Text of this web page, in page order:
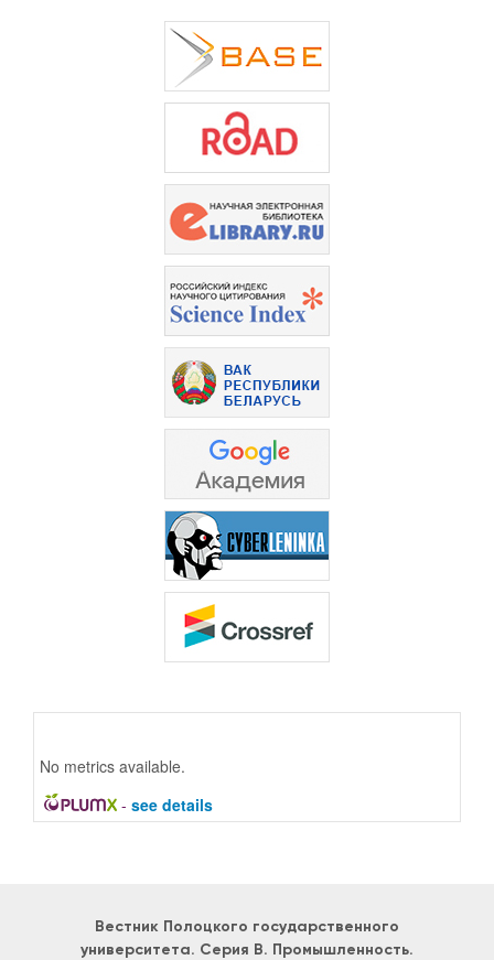
No metrics available.
- see details
Вестник Полоцкого государственного
университета. Серия B. Промышленность.